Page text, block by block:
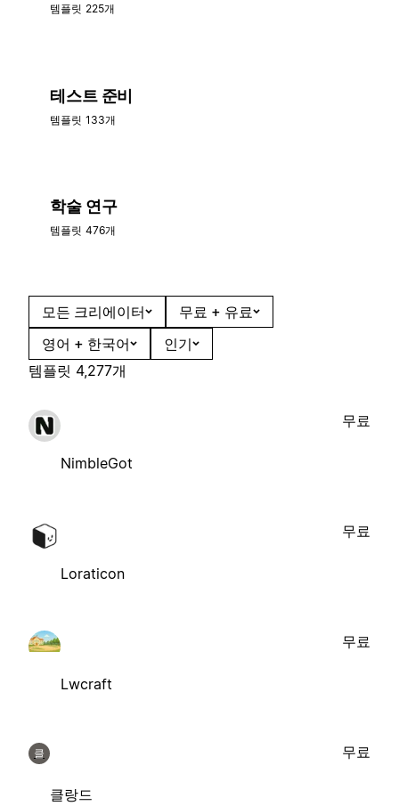
템플릿 225개
테스트 준비
템플릿 133개
학술 연구
템플릿 476개
모든 크리에이터
무료 + 유료
영어 + 한국어
인기
템플릿 4,277개
NimbleGot
무료
Loraticon
무료
Lwcraft
무료
클
클랑드
무료